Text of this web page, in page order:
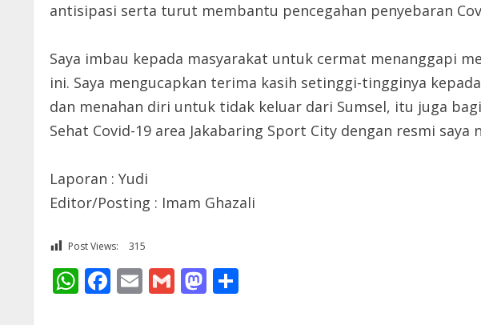
antisipasi serta turut membantu pencegahan penyebaran
Saya imbau kepada masyarakat untuk cermat menanggapi
ini. Saya mengucapkan terima kasih setinggi-tingginya
dan menahan diri untuk tidak keluar dari Sumsel, itu juga
Sehat Covid-19 area Jakabaring Sport City dengan resmi
Laporan : Yudi
Editor/Posting : Imam Ghazali
Post Views: 315
WhatsApp
Facebook
EmailGmailMastodon